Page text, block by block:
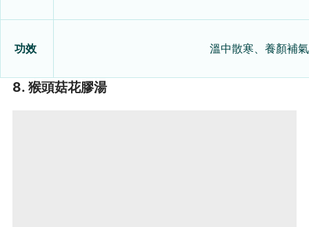
功效 溫中散寒、養顏補氣
8. 猴頭菇花膠湯